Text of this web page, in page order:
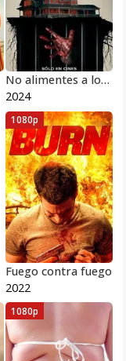
No alimentes a los niños 2025
2024
Fuego contra fuego
2022
1080p
1080p